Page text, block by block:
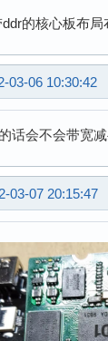
的核心板布
03-06 10:30:42
话会不会带宽减
03-07 20:15:47